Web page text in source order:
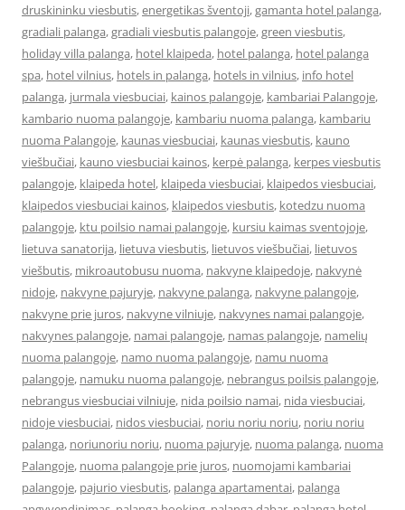
druskininku viesbutis,energetikas šventoji,gamanta hotel palanga,
gradiali palanga,gradiali viesbutis palangoje,green viesbutis,
holiday villa palanga, hotel klaipeda, hotel palanga, hotel palanga
spa, hotel vilnius, hotels in palanga, hotels in vilnius, info hotel
palanga, jurmala viesbuciai, kainos palangoje, kambariai Palangoje,
kambario nuoma palangoje, kambariu nuoma palanga, kambariu
nuoma Palangoje, kaunas viesbuciai, kaunas viesbutis, kauno
viešbučiai, kauno viesbuciai kainos, kerpė palanga, kerpes viesbutis
palangoje, klaipeda hotel, klaipeda viesbuciai, klaipedos viesbuciai,
klaipedos viesbuciai kainos, klaipedos viesbutis, kotedzu nuoma
palangoje, ktu poilsio namai palangoje, kursiu kaimas sventojoje,
lietuva sanatorija, lietuva viesbutis, lietuvos viešbučiai, lietuvos
viešbutis, mikroautobusu nuoma, nakvyne klaipedoje, nakvynė
nidoje, nakvyne pajuryje, nakvyne palanga, nakvyne palangoje,
nakvyne prie juros, nakvyne vilniuje, nakvynes namai palangoje,
nakvynes palangoje, namai palangoje, namas palangoje, namelių
nuoma palangoje, namo nuoma palangoje, namu nuoma
palangoje, namuku nuoma palangoje, nebrangus poilsis palangoje,
nebrangus viesbuciai vilniuje, nida poilsio namai, nida viesbuciai,
nidoje viesbuciai, nidos viesbuciai, noriu noriu noriu, noriu noriu
palanga, noriunoriu noriu, nuoma pajuryje, nuoma palanga, nuoma
Palangoje, nuoma palangoje prie juros, nuomojami kambariai
palangoje, pajurio viesbutis, palanga apartamentai, palanga